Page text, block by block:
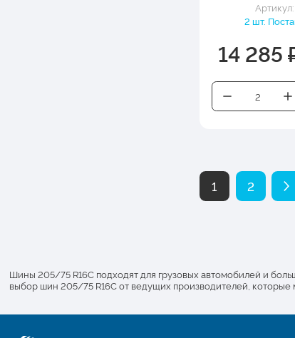
2 шт.
14 285
1 2
Шины 205/75 R16C подходят для грузовых автомобилей и
выбор шин 205/75 R16C от ведущих производителей,